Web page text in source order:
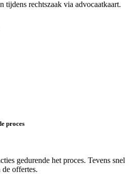
tijdens rechtszaak via advocaatkaart.
proces
gedurende het proces. Tevens snel
offertes.